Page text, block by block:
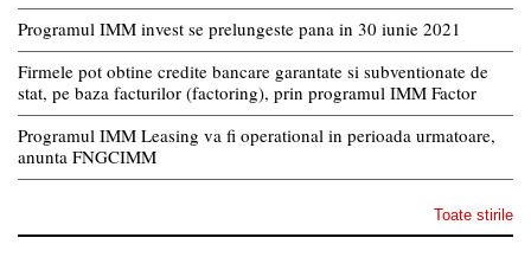
Programul IMM invest se prelungeste pana in 30 iunie 2021
Firmele pot obtine credite bancare garantate si subventionate de
stat, pe baza facturilor (factoring), prin programul IMM Factor
Programul IMM Leasing va fi operational in perioada urmatoare,
anunta FNGCIMM
Toate stirile